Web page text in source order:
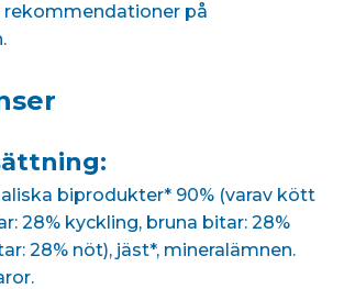
rekommendationer på
biprodukter* 90% (varav kött
28% kyckling, bruna bitar: 28%
28% nöt), jäst*, mineralämnen.